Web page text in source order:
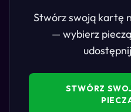
Stwórz swoją kartę
— wybierz
STWÓRZ